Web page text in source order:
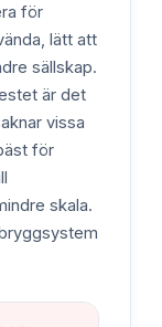
för
lätt att
sällskap.
är det
vissa
för
skala.